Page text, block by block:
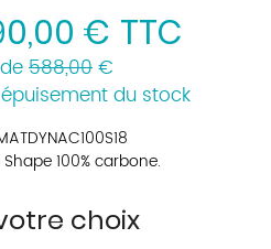
,00 € TTC
588,00€
du stock
100% carbone.
choix